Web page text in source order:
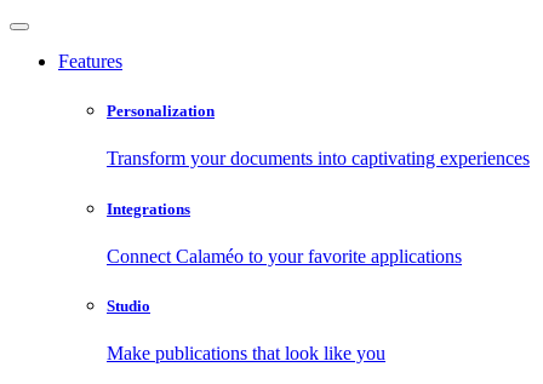
Features
Personalization
Transform your documents into captivating experiences
Integrations
Connect Calaméo to your favorite applications
Studio
Make publications that look like you